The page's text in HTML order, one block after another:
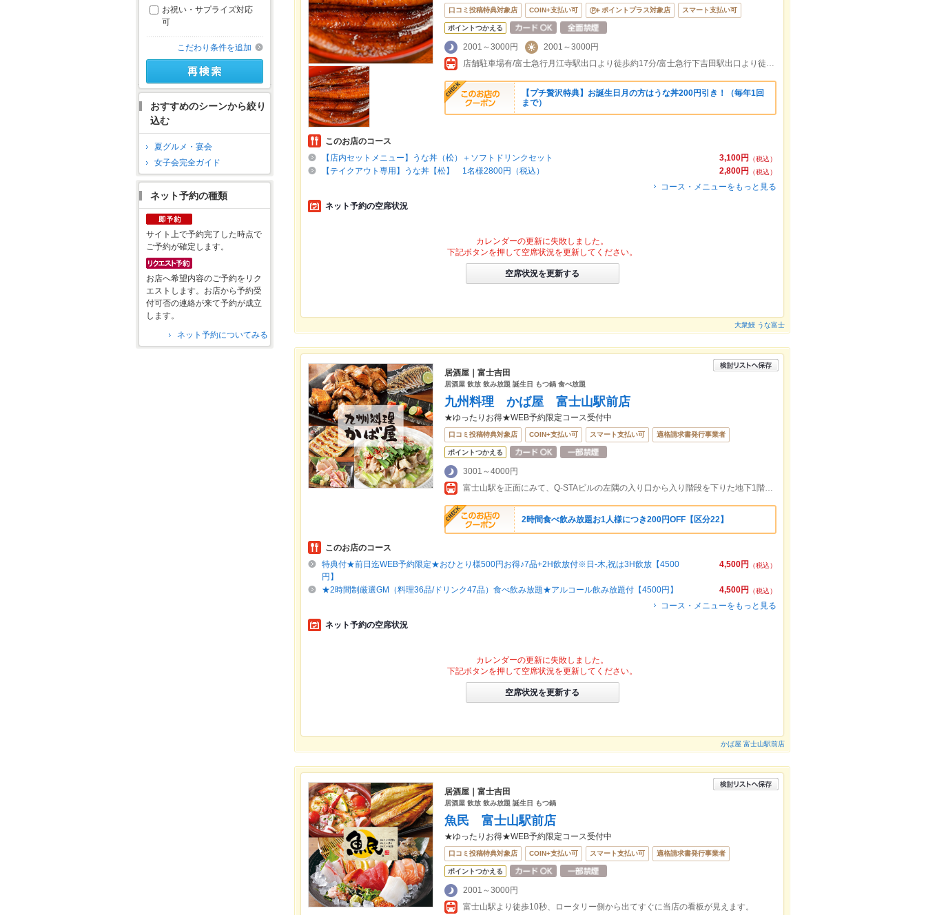
お祝い・サプライズ対応
可
こだわり条件を追加
おすすめのシーンから絞り
込む
夏グルメ・宴会
女子会完全ガイド
ネット予約の種類
サイト上で予約完了した時点で
ご予約が確定します。
お店へ希望内容のご予約をリク
エストします。お店から予約受
付可否の連絡が来て予約が成立
します。
ネット予約についてみる
口コミ投稿特典対象店 COIN+支払い可 ポイントプラス対象店 スマート支払い可
ポイントつかえる
2001～3000円
2001～3000円
店舗駐車場有/富士急行月江寺駅出口より徒歩約17分/富士急行下吉田駅出口より徒歩約23分
【プチ贅沢特典】お誕生日月の方はうな丼200円引き！（毎年1回
まで）
このお店のコース
3,100円
（税込）
【店内セットメニュー】うな丼（松）＋ソフトドリンクセット
2,800円
（税込）
【テイクアウト専用】うな丼【松】 1名様2800円（税込）
コース・メニューをもっと見る
ネット予約の空席状況
カレンダーの更新に失敗しました。
下記ボタンを押して空席状況を更新してください。
空席状況を更新する
大衆鰻 うな富士
居酒屋｜富士吉田
居酒屋 飲放 飲み放題 誕生日 もつ鍋 食べ放題
九州料理 かば屋 富士山駅前店
★ゆったりお得★WEB予約限定コース受付中
口コミ投稿特典対象店 COIN+支払い可 スマート支払い可 適格請求書発行事業者
ポイントつかえる
3001～4000円
富士山駅を正面にみて、Q-STAビルの左隅の入り口から入り階段を下りた地下1階です。
2時間食べ飲み放題お1人様につき200円OFF【区分22】
このお店のコース
4,500円
（税込）
特典付★前日迄WEB予約限定★おひとり様500円お得♪7品+2H飲放付※日-木,祝は3H飲放【4500
円】
4,500円
（税込）
★2時間制厳選GM（料理36品/ドリンク47品）食べ飲み放題★アルコール飲み放題付【4500円】
コース・メニューをもっと見る
ネット予約の空席状況
カレンダーの更新に失敗しました。
下記ボタンを押して空席状況を更新してください。
空席状況を更新する
かば屋 富士山駅前店
居酒屋｜富士吉田
居酒屋 飲放 飲み放題 誕生日 もつ鍋
魚民 富士山駅前店
★ゆったりお得★WEB予約限定コース受付中
口コミ投稿特典対象店 COIN+支払い可 スマート支払い可 適格請求書発行事業者
ポイントつかえる
2001～3000円
富士山駅より徒歩10秒、ロータリー側から出てすぐに当店の看板が見えます。